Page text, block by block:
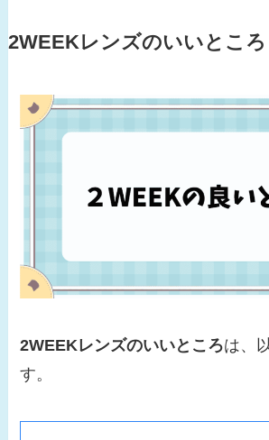
2WEEKレンズのいいところ
2WEEKレンズのいいところは、
す。